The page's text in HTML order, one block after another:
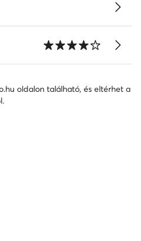
oldalon található, és eltérhet a